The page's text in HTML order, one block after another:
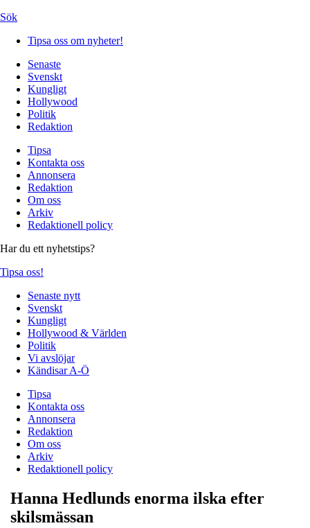
Sök
Tipsa oss om nyheter!
Senaste
Svenskt
Kungligt
Hollywood
Politik
Redaktion
Tipsa
Kontakta oss
Annonsera
Redaktion
Om oss
Arkiv
Redaktionell policy
Har du ett nyhetstips?
Tipsa oss!
Senaste nytt
Svenskt
Kungligt
Hollywood & Världen
Politik
Vi avslöjar
Kändisar A-Ö
Tipsa
Kontakta oss
Annonsera
Redaktion
Om oss
Arkiv
Redaktionell policy
Hanna Hedlunds enorma ilska efter
skilsmässan